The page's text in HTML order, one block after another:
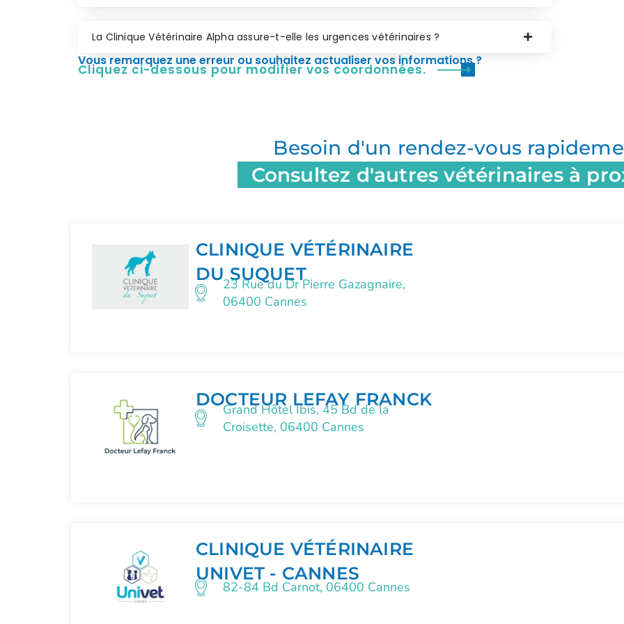
La Clinique Vétérinaire Alpha assure-t-elle les urgences vétérinaires ?
Vous remarquez une erreur ou souhaitez actualiser vos informations ?
Cliquez ci-dessous pour modifier vos coordonnées.
Besoin d'un rendez-vous
Consultez d'autres vétérinaires à
CLINIQUE VÉTÉRINAIRE
DU SUQUET
23 Rue du Dr Pierre Gazagnaire,
06400 Cannes
DOCTEUR LEFAY FRANCK
Grand Hôtel Ibis, 45 Bd de la
Croisette, 06400 Cannes
CLINIQUE VÉTÉRINAIRE
UNIVET - CANNES
82-84 Bd Carnot, 06400 Cannes